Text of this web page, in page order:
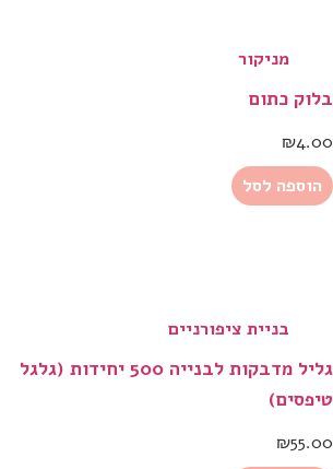
מניקור
בלוק כתום
₪4.00
הוספה לסל
בניית ציפורניים
גליל מדבקות לבנייה 500 יחידות (גלגל
טיפסים)
₪55.00